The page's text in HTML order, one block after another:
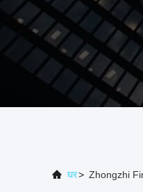
घर> Zhongzhi